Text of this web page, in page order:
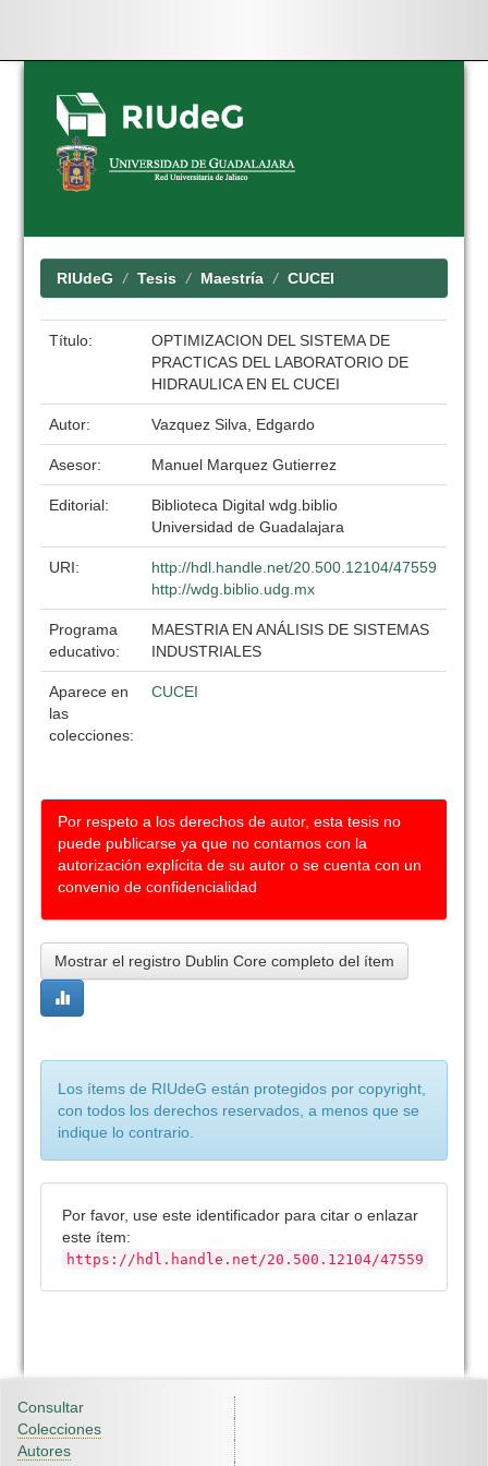
Skip
navigation
RIUdeG Tesis Maestría CUCEI
Título:
OPTIMIZACION DEL SISTEMA DE
PRACTICAS DEL LABORATORIO DE
HIDRAULICA EN EL CUCEI
Autor: Vazquez Silva, Edgardo
Asesor: Manuel Marquez Gutierrez
Editorial:
Biblioteca Digital wdg.biblio
Universidad de Guadalajara
URI:
http://hdl.handle.net/20.500.12104/47559
http://wdg.biblio.udg.mx
Programa
educativo:
MAESTRIA EN ANÁLISIS DE SISTEMAS
INDUSTRIALES
Aparece en
las
colecciones:
CUCEI
Por respeto a los derechos de autor, esta tesis no
puede publicarse ya que no contamos con la
autorización explícita de su autor o se cuenta con un
convenio de confidencialidad
Mostrar el registro Dublin Core completo del ítem
Los ítems de RIUdeG están protegidos por copyright,
con todos los derechos reservados, a menos que se
indique lo contrario.
Por favor, use este identificador para citar o enlazar
este ítem:
https://hdl.handle.net/20.500.12104/47559
Consultar
Colecciones
Autores